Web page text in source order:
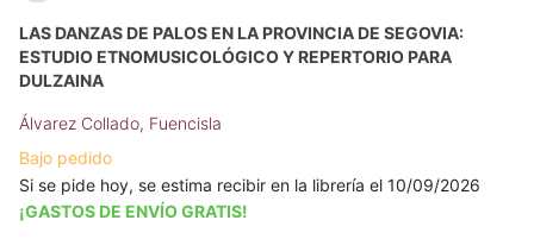
LAS DANZAS DE PALOS EN LA PROVINCIA DE SEGOVIA:
ESTUDIO ETNOMUSICOLÓGICO Y REPERTORIO PARA
DULZAINA
Álvarez Collado, Fuencisla
Bajo pedido
Si se pide hoy, se estima recibir en la librería el 10/09/2026
¡GASTOS DE ENVÍO GRATIS!